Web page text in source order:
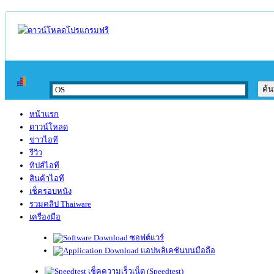
หน้าแรก
ดาวน์โหลด
ข่าวไอที
รีวิว
ทิปส์ไอที
สินค้าไอที
เช็ครอบหนัง
รวมคลิป Thaiware
เครื่องมือ
ซอฟต์แวร์
แอปพลิเคชันบนมือถือ
เช็คความเร็วเน็ต (Speedtest)